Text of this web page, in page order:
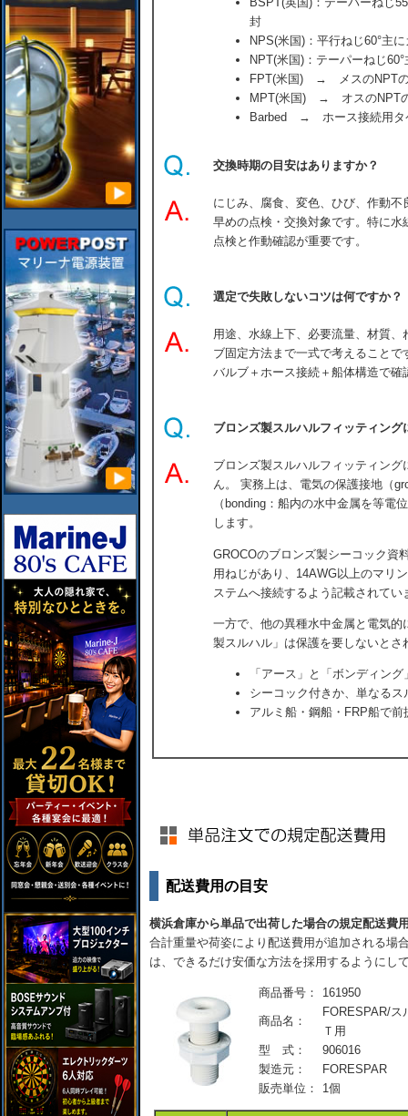
封
NPS(米国)：平行ねじ60°主
NPT(米国)：テーパーねじ
FPT(米国) → メスのNPT
MPT(米国) → オスのNPT
Barbed → ホース接続用タ
交換時期の目安はありますか？
にじみ、腐食、変色、ひび、作動
早めの点検・交換対象です。特に
点検と作動確認が重要です。
選定で失敗しないコツは何ですか？
用途、水線上下、必要流量、材質
ブ固定方法まで一式で考えること
バルブ＋ホース接続＋船体構造で
ブロンズ製スルハルフィッティング
ブロンズ製スルハルフィッティン
ん。 実務上は、電気の保護接地（
（bonding：船内の水中金属を等電
します。
GROCOのブロンズ製シーコック資
用ねじがあり、14AWG以上のマリ
ステムへ接続するよう記載されてい
一方で、他の異種水中金属と電気
製スルハル」は保護を要しないとさ
「アース」と「ボンディン
シーコック付きか、単なる
アルミ船・鋼船・FRP船で前
配送費用の目安
横浜倉庫から単品で出荷した場合の規定配送費
合計重量や荷姿により配送費用が追加される場
は、できるだけ安価な方法を採用するようにし
商品番号： 161950
商品名：
FORESPAR/ス
Ｔ用
型 式：
906016
製造元：
FORESPAR
販売単位：
1個